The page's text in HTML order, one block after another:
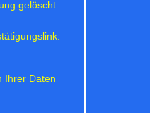
gelöscht.
Ihrer Daten